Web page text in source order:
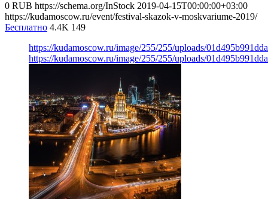
0 RUB https://schema.org/InStock 2019-04-15T00:00:00+03:00
https://kudamoscow.ru/event/festival-skazok-v-moskvariume-2019/
Бесплатно 4.4K 149
https://kudamoscow.ru/image/255/255/uploads/
https://kudamoscow.ru/image/255/255/uploads/